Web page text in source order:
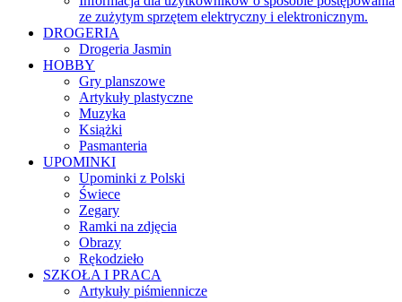
ze zużytym sprzętem elektryczny i elektronicznym.
DROGERIA
Drogeria Jasmin
HOBBY
Gry planszowe
Artykuły plastyczne
Muzyka
Książki
Pasmanteria
UPOMINKI
Upominki z Polski
Świece
Zegary
Ramki na zdjęcia
Obrazy
Rękodzieło
SZKOŁA I PRACA
Artykuły piśmiennicze